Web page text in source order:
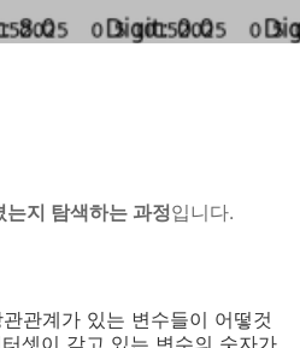
지 탐색하는 과정입니다.
관계가 있는 변수들이 어떻것
셋이 갖고 있는 변수의 숫자가